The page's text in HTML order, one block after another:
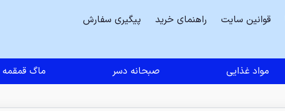
قوانین سایت راهنمای خرید
پیگیری سفارش
مواد غذایی صبحانه دسر ماگ قمقمه